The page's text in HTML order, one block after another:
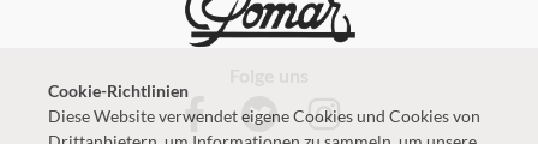
Cookie-Richtlinien
Diese Website verwendet eigene Cookies und Cookies von